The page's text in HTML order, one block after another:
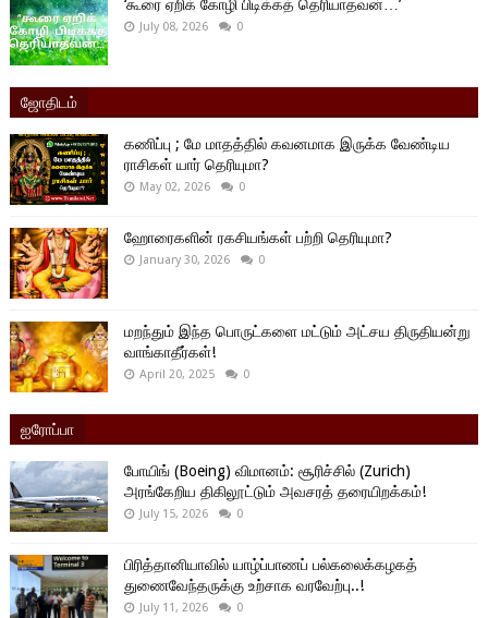
‘கூரை ஏறிக் கோழி பிடிக்கத் தெரியாதவன்…’
July 08, 2026 0
ஜோதிடம்
கணிப்பு ; மே மாதத்தில் கவனமாக இருக்க வேண்டிய
ராசிகள் யார் தெரியுமா?
May 02, 2026 0
ஹோரைகளின் ரகசியங்கள் பற்றி தெரியுமா?
January 30, 2026 0
மறந்தும் இந்த பொருட்களை மட்டும் அட்சய திருதியன்று
வாங்காதீர்கள்!
April 20, 2025 0
ஐரோப்பா
போயிங் (Boeing) விமானம்: சூரிச்சில் (Zurich)
அரங்கேறிய திகிலூட்டும் அவசரத் தரையிறக்கம்!
July 15, 2026 0
பிரித்தானியாவில் யாழ்ப்பாணப் பல்கலைக்கழகத்
துணைவேந்தருக்கு உற்சாக வரவேற்பு..!
July 11, 2026 0